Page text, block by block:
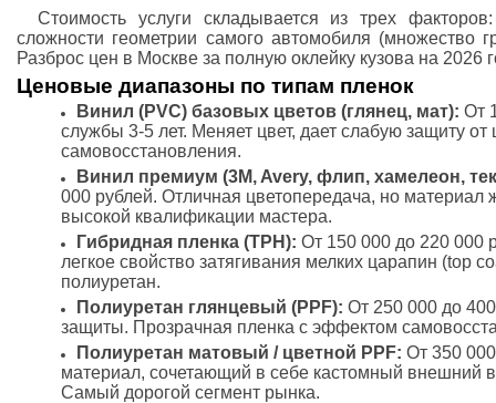
Стоимость услуги складывается из трех
сложности геометрии самого автомобиля (множество
Разброс цен в Москве за полную оклейку кузова на
Ценовые диапазоны по типам пленок
Винил (PVC) базовых цветов (глянец, мат): От
службы 3-5 лет. Меняет цвет, дает слабую защиту от
самовосстановления.
Винил премиум (3M, Avery, флип, хамелеон,
000 рублей. Отличная цветопередача, но материал
высокой квалификации мастера.
Гибридная пленка (TPH): От 150 000 до 220 000
легкое свойство затягивания мелких царапин (top
полиуретан.
Полиуретан глянцевый (PPF): От 250 000 до
защиты. Прозрачная пленка с эффектом
Полиуретан матовый / цветной PPF: От 350
материал, сочетающий в себе кастомный внешний
Самый дорогой сегмент рынка.